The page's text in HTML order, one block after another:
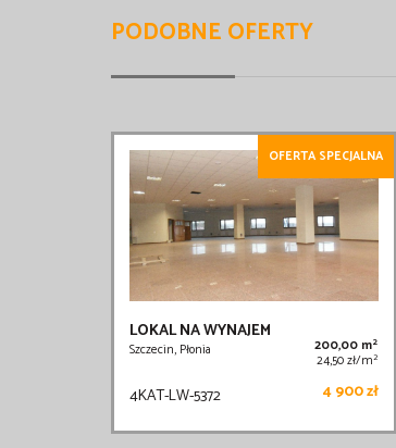
PODOBNE OFERTY
OFERTA SPECJALNA
LOKAL NA WYNAJEM
Szczecin, Płonia 200,00 m2
24,50 zł/m2
4KAT-LW-5372 4 900 zł